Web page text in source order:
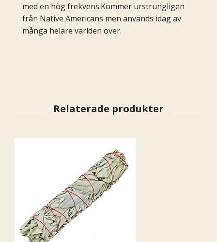
med en hög frekvens.Kommer urstrungligen
från Native Americans men används idag av
många helare världen över.